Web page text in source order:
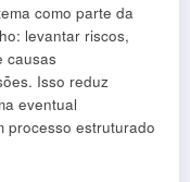
como parte da
levantar riscos,
causas
Isso reduz
eventual
processo estruturado